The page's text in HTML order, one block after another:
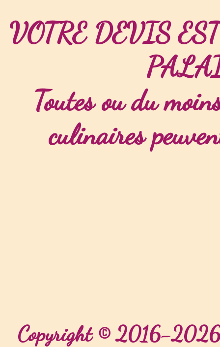
VOTRE DEVIS
Toutes ou du
culinaires
Copyright © 2016-2026